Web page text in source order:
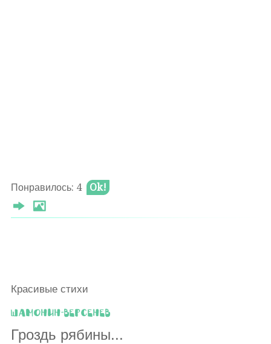
Понравилось: 4 Ok!
Красивые стихи
Шамонин-Версенев
Гроздь рябины...